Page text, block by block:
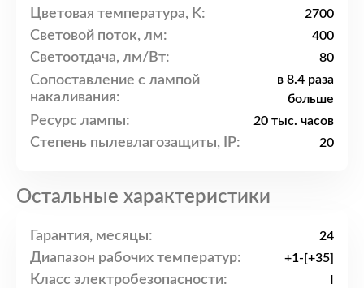
Цветовая температура, K: 2700
Световой поток, лм: 400
Светоотдача, лм/Вт: 80
Сопоставление с лампой
накаливания:
в 8.4 раза
больше
Ресурс лампы: 20 тыс. часов
Степень пылевлагозащиты, IP: 20
Остальные характеристики
Гарантия, месяцы: 24
Диапазон рабочих температур: +1-[+35]
Класс электробезопасности: